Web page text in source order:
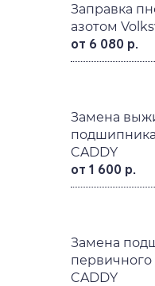
Заправка
азотом
от 6 080 р.
Замена
CADDY
от 1 600 р.
Замена
первичного
CADDY